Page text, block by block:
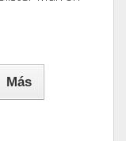
Más